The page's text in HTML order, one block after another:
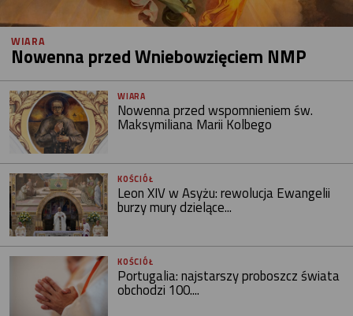
WIARA
Nowenna przed Wniebowzięciem NMP
WIARA
Nowenna przed wspomnieniem św.
Maksymiliana Marii Kolbego
KOŚCIÓŁ
Leon XIV w Asyżu: rewolucja Ewangelii
burzy mury dzielące...
KOŚCIÓŁ
Portugalia: najstarszy proboszcz świata
obchodzi 100....